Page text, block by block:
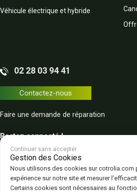
Véhicule électrique et hybride
02 28 03 94 41
Contactez-nous
Faire une demande de réparation
Restez connecté !
Continuer sans accepter
Gestion des Cookies
Nous utilisons des cookies sur cotrolia.com
expérience sur notre site et mesurer
Certains cookies sont nécessaires au